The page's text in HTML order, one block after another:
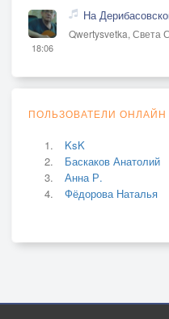
18:06
На
Qwertysvetka, Света
ПОЛЬЗОВАТЕЛИ ОНЛАЙН
KsK
Баскаков Анатолий
Анна Р.
Фёдорова Наталья